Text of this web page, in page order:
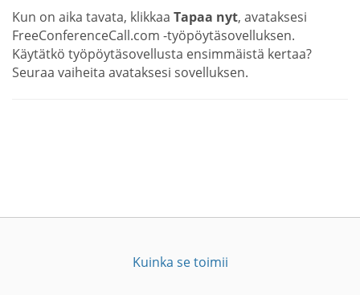
Kun on aika tavata, klikkaa Tapaa nyt, avataksesi
FreeConferenceCall.com -työpöytäsovelluksen.
Käytätkö työpöytäsovellusta ensimmäistä kertaa?
Seuraa vaiheita avataksesi sovelluksen.
Kuinka se toimii